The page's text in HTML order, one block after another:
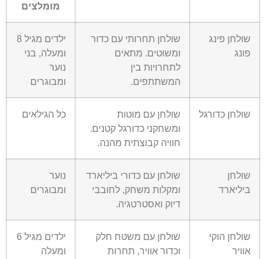
מומלצים
שולחן פינג
פונג
שולחן תחרותי עם כדור
ומשוטים. מתאים
לתחרויות בין
המשתתפים.
ילדים מגיל 8
ומעלה, בני
נוער
ומבוגרים
שולחן כדורגל
שולחן עם מוטות
ומשחקני כדורגל קטנים.
חוויה קבוצתית מהנה.
כל הגילאים
שולחן
ביליארד
שולחן עם כדורי ביליארד
ומקלות משחק, לחובבי
דיוק ואסטרטגיה.
נוער
ומבוגרים
שולחן הוקי
אוויר
שולחן עם משטח חלק
וכדור אוויר, תחרות
ילדים מגיל 6
ומעלה